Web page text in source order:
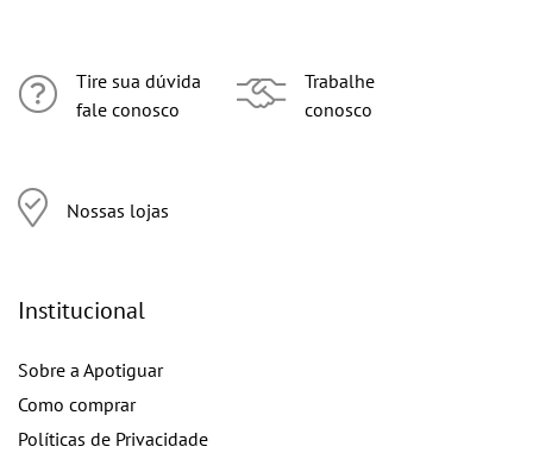
Tire sua dúvida
fale conosco
Nossas lojas
Trabalhe
conosco
Institucional
Sobre a Apotiguar
Como comprar
Políticas de Privacidade